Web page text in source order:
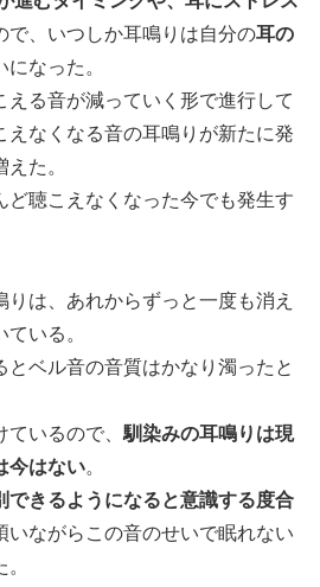
で、いつしか耳鳴りは自分の耳の
になった。
える音が減っていく形で進行して
えなくなる音の耳鳴りが新たに発
た。
ど聴こえなくなった今でも発生す
は、あれからずっと一度も消え
いる。
ベル音の音質はかなり濁ったと
いるので、 馴染みの耳鳴りは現
今はない。
できるようになると意識する度合
いながらこの音のせいで眠れない